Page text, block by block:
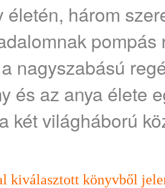
életén, három
nagyszabású
és az anya élete
két világháború
kiválasztott könyvből